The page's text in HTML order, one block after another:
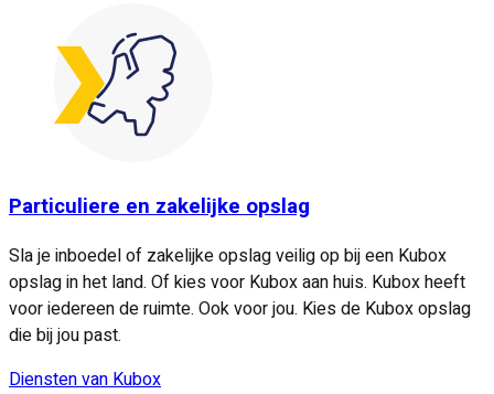
Particuliere en zakelijke opslag
Sla je inboedel of zakelijke opslag veilig op bij een Kubox
opslag in het land. Of kies voor Kubox aan huis. Kubox heeft
voor iedereen de ruimte. Ook voor jou. Kies de Kubox opslag
die bij jou past.
Diensten van Kubox